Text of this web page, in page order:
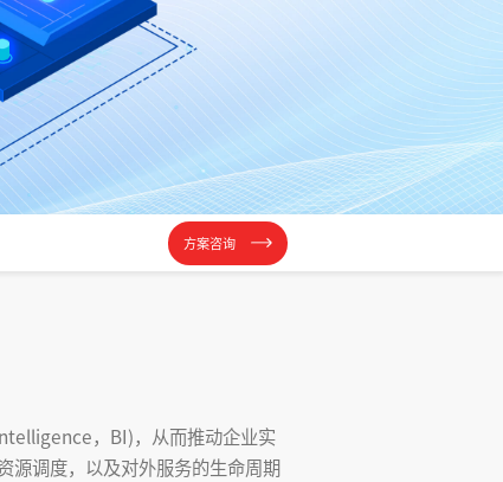
方案咨询
，BI)，从而推动企业实
源调度，以及对外服务的生命周期